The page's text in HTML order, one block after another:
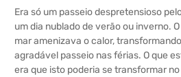
Era só um passeio despretensioso
um dia nublado de verão ou inverno.
mar amenizava o calor,
agradável passeio nas férias. O que
era que isto poderia se transformar